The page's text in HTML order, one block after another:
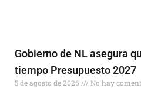
Gobierno de NL asegura
tiempo Presupuesto 2027
5 de agosto de 2026 No hay